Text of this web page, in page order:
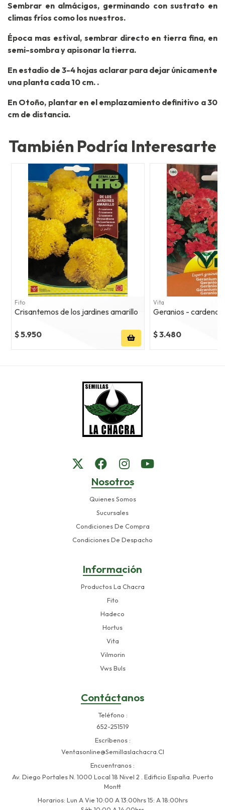
Sembrar en almácigos, germinando con sustrato en
climas fríos como los nuestros.
Época mas estival, sembrar directo en tierra fina, en
semi-sombra y apisonar la tierra.
En estadio de 3-4 hojas aclarar para dejar únicamente
una planta cada 10 cm. .
En Otoño, plantar en el emplazamiento definitivo a 30
cm de distancia.
También Podría Interesarte
Fito
Crisantemos de los jardines amarillo
$ 5.950
Vita
Geranios -
$ 3.480
Nosotros
Quienes Somos
Sucursales
Condiciones De Compra
Condiciones De Despacho
Información
Productos La Chacra
Fito
Hadeco
Hortus
Vita
Vilmorin
Vws Buls
Contáctanos
Teléfono
652-251519
Escríbenos
Ventasonline@semillaslachacra.cl
Encuentranos
Av. Diego Portales N. 1000 Local 18 Nivel 2 . Edificio España. Puerto
Montt
Horarios: Lun A Vie 10:00 A 13:00hrs 15: A 18:00hrs